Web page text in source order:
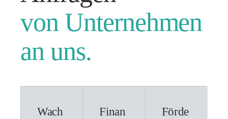
von Unternehmen
an uns.
Wach
Finan
Förde